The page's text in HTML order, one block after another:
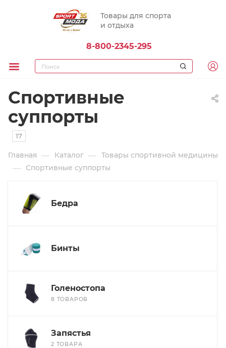
Товары для спорта
и отдыха
8-800-2345-295
Спортивные
суппорты
17
Главная — Каталог — Товары спортивной медицины
— Спортивные суппорты
Бедра
Бинты
Голеностопа
8 ТОВАРОВ
Запястья
2 ТОВАРА